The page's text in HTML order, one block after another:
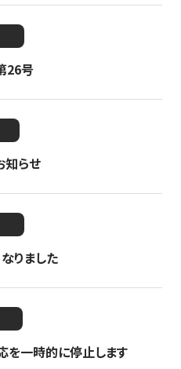
26号
知らせ
りました
を一時的に停止します